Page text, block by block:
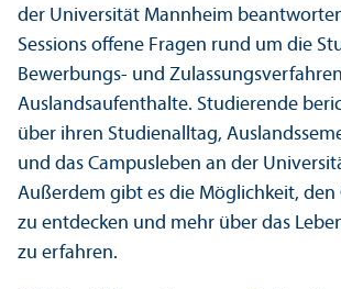
der Universität Mannheim
Sessions offene Fragen rund um die
Bewerbungs- und
Auslands­aufenthalte. Studierende
über ihren Studien­alltag,
und das Campusleben an der
Außerdem gibt es die Möglichkeit, den
zu entdecken und mehr über das
zu erfahren.